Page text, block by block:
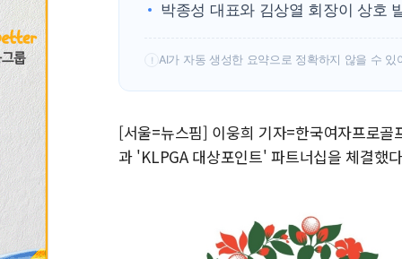
박종성 대표와 김상열 회장이 상호
! AI가 자동 생성한 요약으로 정확하지 않을 수 있
[서울=뉴스핌] 이웅희 기자=한국여자프로
과 'KLPGA 대상포인트' 파트너십을 체결했